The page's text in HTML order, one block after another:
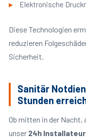
Elektronische
Diese Technologien
reduzieren
Sicherheit.
Sanitär
Stunden
Ob mitten in der Nacht,
unser 24h